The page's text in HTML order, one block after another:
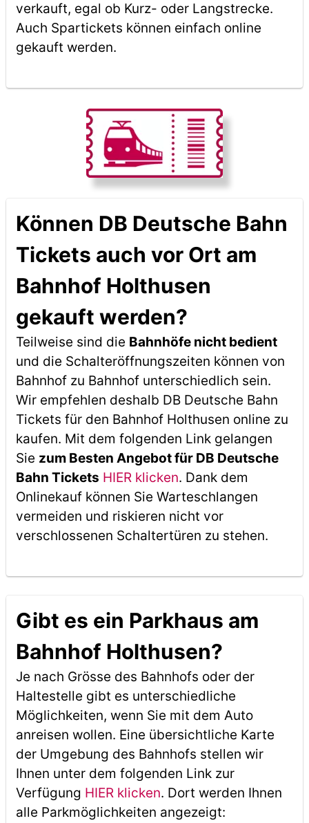
verkauft, egal ob Kurz- oder Langstrecke.
Auch Spartickets können einfach online
gekauft werden.
Können DB Deutsche Bahn
Tickets auch vor Ort am
Bahnhof Holthusen
gekauft werden?
Teilweise sind die Bahnhöfe nicht bedient
und die Schalteröffnungszeiten können von
Bahnhof zu Bahnhof unterschiedlich sein.
Wir empfehlen deshalb DB Deutsche Bahn
Tickets für den Bahnhof Holthusen online zu
kaufen. Mit dem folgenden Link gelangen
Sie zum Besten Angebot für DB Deutsche
Bahn Tickets HIER klicken. Dank dem
Onlinekauf können Sie Warteschlangen
vermeiden und riskieren nicht vor
verschlossenen Schaltertüren zu stehen.
Gibt es ein Parkhaus am
Bahnhof Holthusen?
Je nach Grösse des Bahnhofs oder der
Haltestelle gibt es unterschiedliche
Möglichkeiten, wenn Sie mit dem Auto
anreisen wollen. Eine übersichtliche Karte
der Umgebung des Bahnhofs stellen wir
Ihnen unter dem folgenden Link zur
Verfügung HIER klicken. Dort werden Ihnen
alle Parkmöglichkeiten angezeigt: